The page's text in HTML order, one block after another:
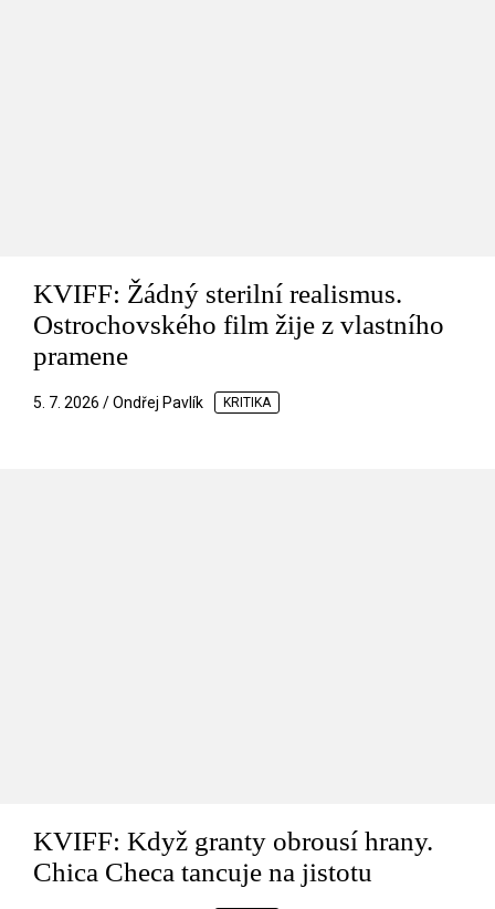
KVIFF: Žádný sterilní realismus.
Ostrochovského film žije z vlastního
pramene
5. 7. 2026 / Ondřej Pavlík KRITIKA
KVIFF: Když granty obrousí hrany.
Chica Checa tancuje na jistotu